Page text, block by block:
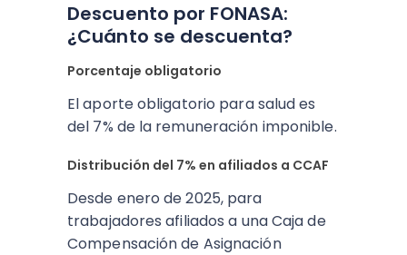
Descuento por FONASA:
¿Cuánto se descuenta?
Porcentaje obligatorio
El aporte obligatorio para salud es
del 7% de la remuneración imponible.
Distribución del 7% en afiliados a CCAF
Desde enero de 2025, para
trabajadores afiliados a una Caja de
Compensación de Asignación